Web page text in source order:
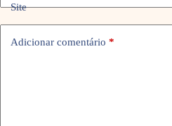
Site
Adicionar comentário *